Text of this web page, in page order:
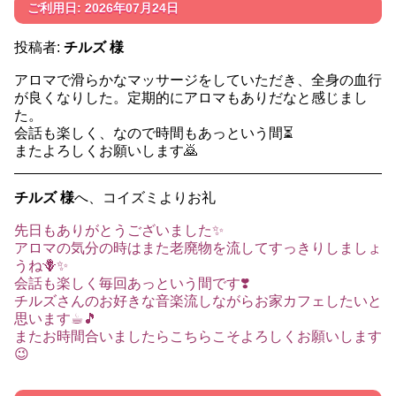
ご利用日: 2026年07月24日
投稿者: チルズ 様
アロマで滑らかなマッサージをしていただき、全身の血行
が良くなりした。定期的にアロマもありだなと感じまし
た。
会話も楽しく、なので時間もあっという間⏳
またよろしくお願いします🙇
チルズ 様へ、コイズミよりお礼
先日もありがとうございました✨
アロマの気分の時はまた老廃物を流してすっきりしましょ
うね🪻✨
会話も楽しく毎回あっという間です❣️
チルズさんのお好きな音楽流しながらお家カフェしたいと
思います☕︎🎵
またお時間合いましたらこちらこそよろしくお願いします
😉